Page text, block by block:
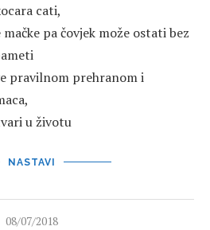
cati,
pa čovjek može ostati bez
pravilnom prehranom i
u životu
NASTAVI
08/07/2018